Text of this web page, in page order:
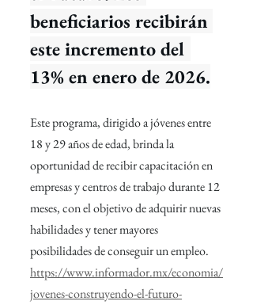
beneficiarios recibirán
este incremento del
13% en enero de 2026.
Este programa, dirigido a jóvenes entre
18 y 29 años de edad, brinda la
oportunidad de recibir capacitación en
empresas y centros de trabajo durante 12
meses, con el objetivo de adquirir nuevas
habilidades y tener mayores
posibilidades de conseguir un empleo.
https://www.informador.mx/economia/
jovenes-construyendo-el-futuro-